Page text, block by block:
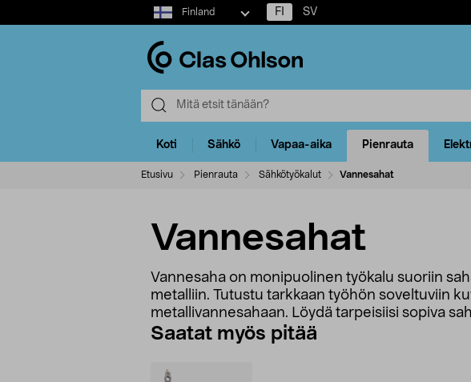
Select
market
Finland FI SV
Koti Sähkö Vapaa-aika Pienrauta
Etusivu Pienrauta Sähkötyökalut Vannesahat
Vannesahat
Vannesaha on monipuolinen työkalu suoriin
metalliin. Tutustu tarkkaan työhön soveltuviin
metallivannesahaan. Löydä tarpeisiisi sopiva
Saatat myös pitää